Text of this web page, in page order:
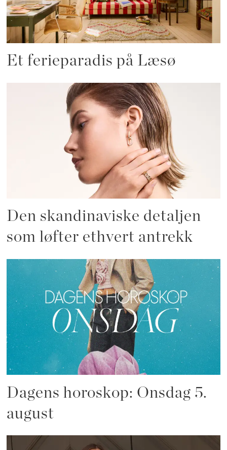
Et ferieparadis på Læsø
Den skandinaviske detaljen
som løfter ethvert antrekk
Dagens horoskop: Onsdag 5.
august